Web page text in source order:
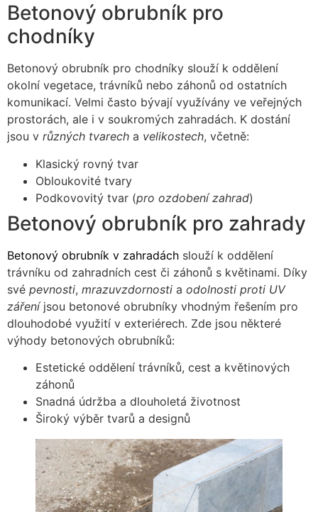
Betonový obrubník pro
chodníky
Betonový obrubník pro chodníky slouží k oddělení
okolní vegetace, trávníků nebo záhonů od ostatních
komunikací. Velmi často bývají využívány ve veřejných
prostorách, ale i v soukromých zahradách. K dostání
jsou v různých tvarech a velikostech, včetně:
Klasický rovný tvar
Obloukovité tvary
Podkovovitý tvar (pro ozdobení zahrad)
Betonový obrubník pro zahrady
Betonový obrubník v zahradách slouží k oddělení
trávníku od zahradních cest či záhonů s květinami. Díky
své pevnosti, mrazuvzdornosti a odolnosti proti UV
zářeníjsou betonové obrubníky vhodným řešením pro
dlouhodobé využití v exteriérech. Zde jsou některé
výhody betonových obrubníků:
Estetické oddělení trávníků, cest a květinových
záhonů
Snadná údržba a dlouholetá životnost
Široký výběr tvarů a designů